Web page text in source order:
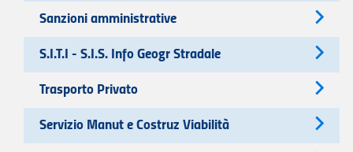
Sanzioni amministrative
S.I.T.I - S.I.S. Info Geogr Stradale
Trasporto Privato
Servizio Manut e Costruz Viabilità